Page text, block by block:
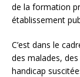
de la formation
établissement
C’est dans le
des malades,
handicap